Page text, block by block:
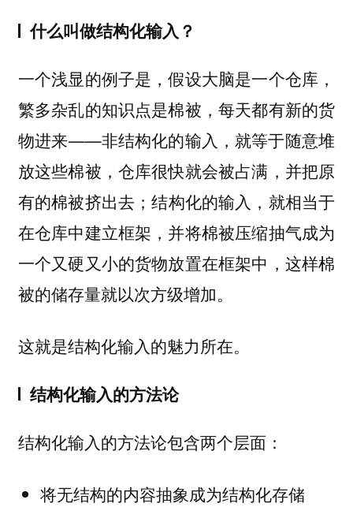
什么叫做结构化输入？
一个浅显的例子是，假设大脑是一个仓库，
繁多杂乱的知识点是棉被，每天都有新的货
物进来——非结构化的输入，就等于随意堆
放这些棉被，仓库很快就会被占满，并把原
有的棉被挤出去；结构化的输入，就相当于
在仓库中建立框架，并将棉被压缩抽气成为
一个又硬又小的货物放置在框架中，这样棉
被的储存量就以次方级增加。
这就是结构化输入的魅力所在。
结构化输入的方法论
结构化输入的方法论包含两个层面：
将无结构的内容抽象成为结构化存储